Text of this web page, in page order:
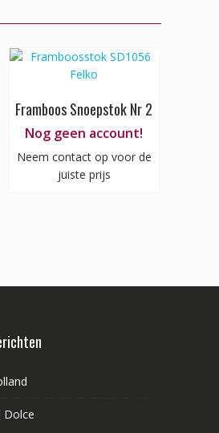
Framboos Snoepstok Nr 2
Nog geen account!
Neem contact op voor de
juiste prijs
Dolce